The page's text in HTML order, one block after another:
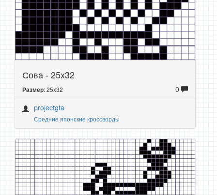
Сова - 25x32
Размер: 25x32
0
projectgta
Средние японские кроссворды